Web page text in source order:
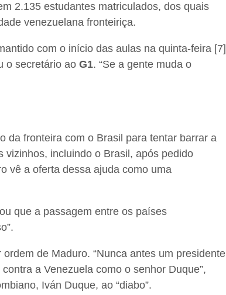
2.135 estudantes matriculados, dos quais
venezuelana fronteiriça.
com o início das aulas na quinta-feira [7]
o secretário ao G1. “Se a gente muda o
da fronteira com o Brasil para tentar barrar a
vizinhos, incluindo o Brasil, após pedido
vê a oferta dessa ajuda como uma
que a passagem entre os países
de Maduro. “Nunca antes um presidente
a Venezuela como o senhor Duque”,
Iván Duque, ao “diabo”.